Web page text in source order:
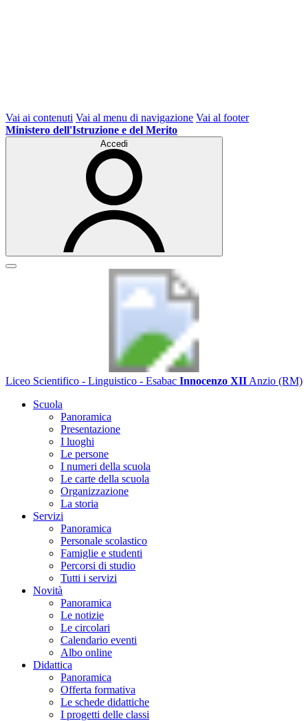
Vai ai contenuti Vai al menu di navigazione Vai al footer
Ministero dell'Istruzione e del Merito
Accedi
Liceo Scientifico - Linguistico - Esabac Innocenzo XII Anzio (RM)
Scuola
Panoramica
Presentazione
I luoghi
Le persone
I numeri della scuola
Le carte della scuola
Organizzazione
La storia
Servizi
Panoramica
Personale scolastico
Famiglie e studenti
Percorsi di studio
Tutti i servizi
Novità
Panoramica
Le notizie
Le circolari
Calendario eventi
Albo online
Didattica
Panoramica
Offerta formativa
Le schede didattiche
I progetti delle classi